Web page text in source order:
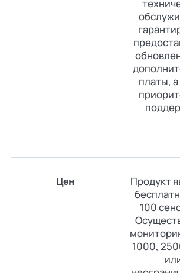
платы,
Цен
Продукт
100
1000,